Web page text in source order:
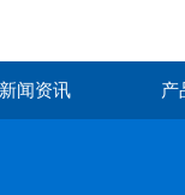
新闻资讯 产